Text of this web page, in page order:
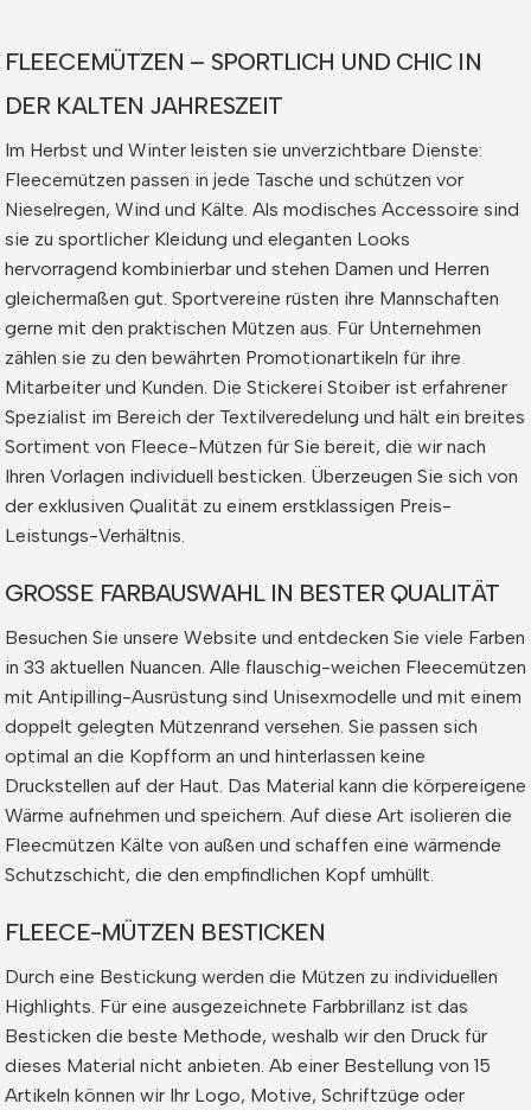
FLEECEMÜTZEN – SPORTLICH UND CHIC IN
DER KALTEN JAHRESZEIT
Im Herbst und Winter leisten sie unverzichtbare Dienste:
Fleecemützen passen in jede Tasche und schützen vor
Nieselregen, Wind und Kälte. Als modisches Accessoire sind
sie zu sportlicher Kleidung und eleganten Looks
hervorragend kombinierbar und stehen Damen und Herren
gleichermaßen gut. Sportvereine rüsten ihre Mannschaften
gerne mit den praktischen Mützen aus. Für Unternehmen
zählen sie zu den bewährten Promotionartikeln für ihre
Mitarbeiter und Kunden. Die Stickerei Stoiber ist erfahrener
Spezialist im Bereich der Textilveredelung und hält ein breites
Sortiment von Fleece-Mützen für Sie bereit, die wir nach
Ihren Vorlagen individuell besticken. Überzeugen Sie sich von
der exklusiven Qualität zu einem erstklassigen Preis-
Leistungs-Verhältnis.
GROSSE FARBAUSWAHL IN BESTER QUALITÄT
Besuchen Sie unsere Website und entdecken Sie viele Farben
in 33 aktuellen Nuancen. Alle flauschig-weichen Fleecemützen
mit Antipilling-Ausrüstung sind Unisexmodelle und mit einem
doppelt gelegten Mützenrand versehen. Sie passen sich
optimal an die Kopfform an und hinterlassen keine
Druckstellen auf der Haut. Das Material kann die körpereigene
Wärme aufnehmen und speichern. Auf diese Art isolieren die
Fleecmützen Kälte von außen und schaffen eine wärmende
Schutzschicht, die den empfindlichen Kopf umhüllt.
FLEECE-MÜTZEN BESTICKEN
Durch eine Bestickung werden die Mützen zu individuellen
Highlights. Für eine ausgezeichnete Farbbrillanz ist das
Besticken die beste Methode, weshalb wir den Druck für
dieses Material nicht anbieten. Ab einer Bestellung von 15
Artikeln können wir Ihr Logo, Motive, Schriftzüge oder